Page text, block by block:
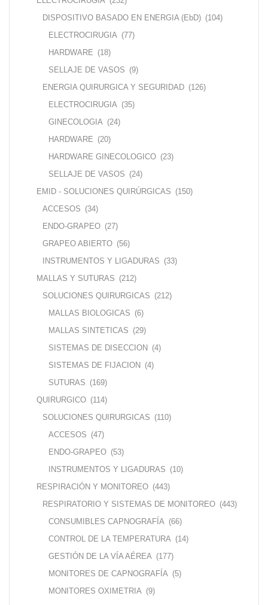
DISPOSITIVO BASADO EN ENERGIA (EbD) (104)
ELECTROCIRUGIA (77)
HARDWARE (18)
SELLAJE DE VASOS (9)
ENERGIA QUIRURGICA Y SEGURIDAD (126)
ELECTROCIRUGIA (35)
GINECOLOGIA (24)
HARDWARE (20)
HARDWARE GINECOLOGICO (23)
SELLAJE DE VASOS (24)
EMID - SOLUCIONES QUIRÚRGICAS (150)
ACCESOS (34)
ENDO-GRAPEO (27)
GRAPEO ABIERTO (56)
INSTRUMENTOS Y LIGADURAS (33)
MALLAS Y SUTURAS (212)
SOLUCIONES QUIRURGICAS (212)
MALLAS BIOLOGICAS (6)
MALLAS SINTETICAS (29)
SISTEMAS DE DISECCION (4)
SISTEMAS DE FIJACION (4)
SUTURAS (169)
QUIRURGICO (114)
SOLUCIONES QUIRURGICAS (110)
ACCESOS (47)
ENDO-GRAPEO (53)
INSTRUMENTOS Y LIGADURAS (10)
RESPIRACIÓN Y MONITOREO (443)
RESPIRATORIO Y SISTEMAS DE MONITOREO (443)
CONSUMIBLES CAPNOGRAFÍA (66)
CONTROL DE LA TEMPERATURA (14)
GESTIÓN DE LA VÍA AÉREA (177)
MONITORES DE CAPNOGRAFÍA (5)
MONITORES OXIMETRIA (9)